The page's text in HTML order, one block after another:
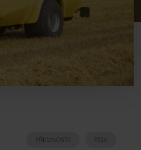
TISK
PŘEDNOSTI